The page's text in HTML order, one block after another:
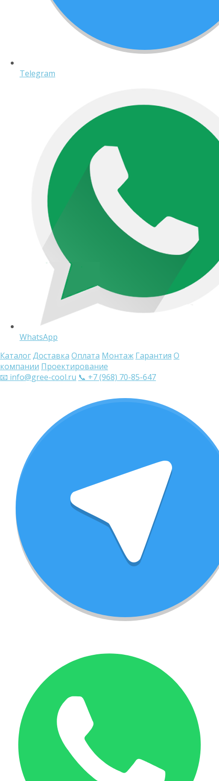
Telegram
WhatsApp
КаталогДоставка Оплата Монтаж Гарантия О
компании Проектирование
📧 info@gree-cool.ru 📞 +7 (968) 70-85-647